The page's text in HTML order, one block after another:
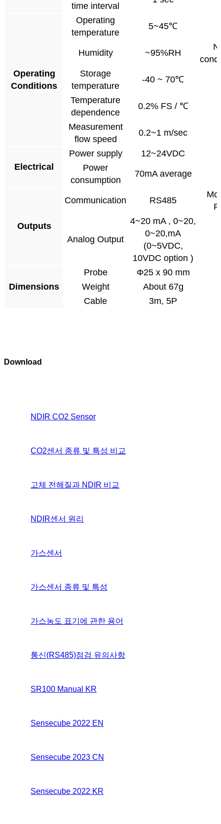
time interval
Operating
Conditions
Operating
temperature
5~45℃
Humidity ~95%RH
Storage
temperature
-40 ~ 70℃
Temperature
dependence
0.2% FS / ℃
Measurement
flow speed
0.2~1 m/sec
Electrical
Power supply
12~24VDC
Power
consumption
70mA average
Outputs
Communication RS485
Analog Output
4~20 mA , 0~20,
0~20,mA
(0~5VDC,
10VDC option )
Dimensions
Probe
Φ25 x 90 mm
Weight
About 67g
Cable
3m, 5P
Download
NDIR CO2 Sensor
CO2센서 종류 및 특성 비교
고체 전해질과 NDIR 비교
NDIR센서 원리
가스센서
가스센서 종류 및 특성
가스농도 표기에 관한 용어
통신(RS485)점검 유의사항
SR100 Manual KR
Sensecube 2022 EN
Sensecube 2023 CN
Sensecube 2022 KR